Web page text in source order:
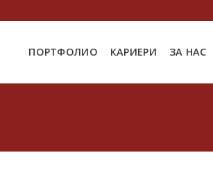
ПОРТФОЛИО КАРИЕРИ ЗА НАС